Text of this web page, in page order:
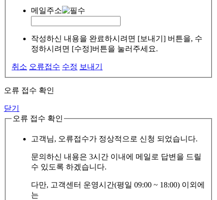
메일주소
작성하신 내용을 완료하시려면 [보내기] 버튼을, 수
정하시려면 [수정]버튼을 눌러주세요.
취소 오류접수 수정 보내기
오류 접수 확인
닫기
오류 접수 확인
고객님, 오류접수가 정상적으로 신청 되었습니다.
문의하신 내용은 3시간 이내에 메일로 답변을 드릴
수 있도록 하겠습니다.
다만, 고객센터 운영시간(평일 09:00 ~ 18:00) 이외에
는